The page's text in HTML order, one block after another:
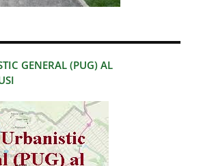
GENERAL (PUG) AL